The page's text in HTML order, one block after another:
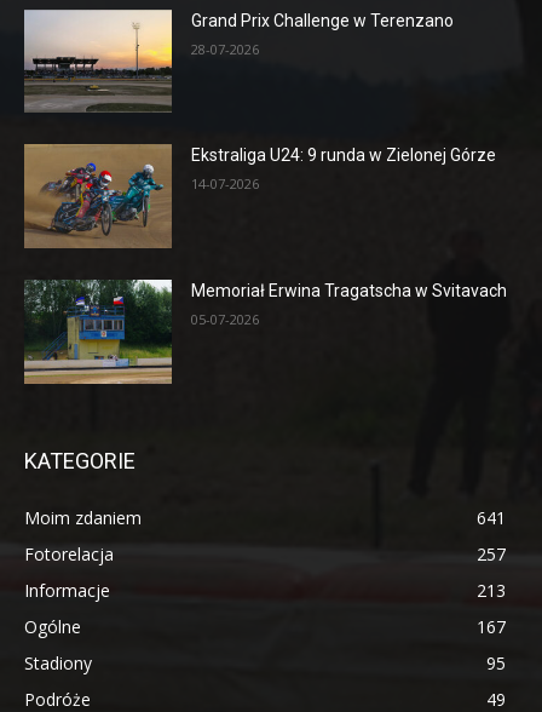
Grand Prix Challenge w Terenzano
28-07-2026
Ekstraliga U24: 9 runda w Zielonej Górze
14-07-2026
Memoriał Erwina Tragatscha w Svitavach
05-07-2026
KATEGORIE
Moim zdaniem
641
Fotorelacja
257
Informacje
213
Ogólne
167
Stadiony
95
Podróże
49